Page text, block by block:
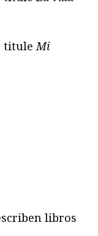
titule Mi
libros